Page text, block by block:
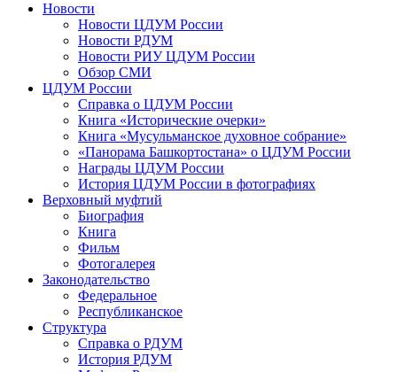
Новости
Новости ЦДУМ России
Новости РДУМ
Новости РИУ ЦДУМ России
Обзор СМИ
ЦДУМ России
Справка о ЦДУМ России
Книга «Исторические очерки»
Книга «Мусульманское духовное собрание»
«Панорама Башкортостана» о ЦДУМ России
Награды ЦДУМ России
История ЦДУМ России в фотографиях
Верховный муфтий
Биография
Книга
Фильм
Фотогалерея
Законодательство
Федеральное
Республиканское
Структура
Справка о РДУМ
История РДУМ